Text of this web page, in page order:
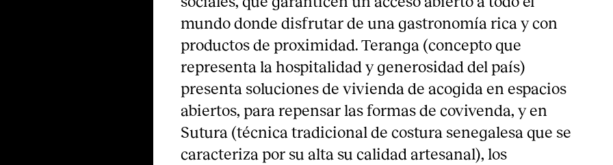
mundo donde disfrutar de una gastronomía rica y con
productos de proximidad. Teranga (concepto que
representa la hospitalidad y generosidad del país)
presenta soluciones de vivienda de acogida en espacios
abiertos, para repensar las formas de covivenda, y en
Sutura (técnica tradicional de costura senegalesa que se
caracteriza por su alta su calidad artesanal), los